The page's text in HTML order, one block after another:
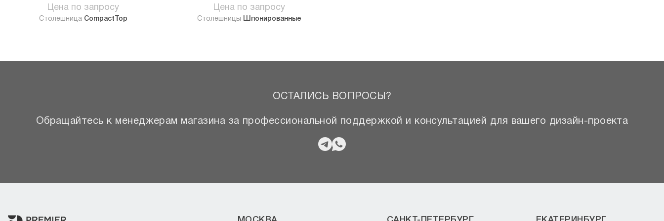
Цена по запросу
Столешница CompactTop
Цена по запросу
Столешницы Шпонированные
ОСТАЛИСЬ ВОПРОСЫ?
Обращайтесь к менеджерам магазина за профессиональной поддержкой и консультацией для вашего дизайн-проекта